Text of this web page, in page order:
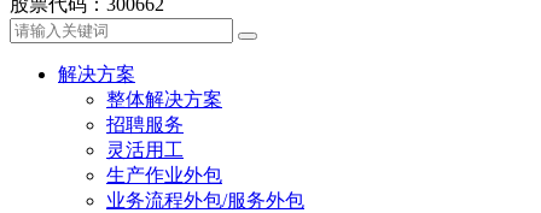
解决方案
整体解决方案
招聘服务
灵活用工
生产作业外包
业务流程外包/服务外包